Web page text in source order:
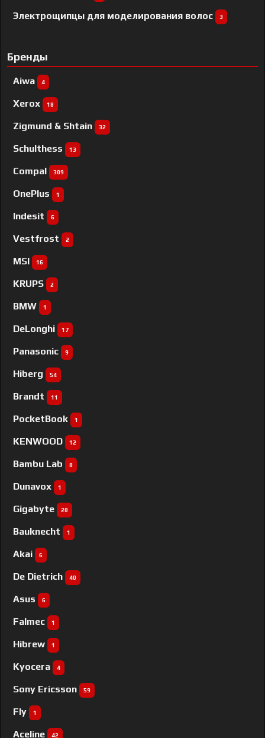
Электрощипцы для моделирования волос 3
Бренды
Aiwa 4
Xerox 18
Zigmund & Shtain 32
Schulthess 13
Compal 309
OnePlus 1
Indesit 6
Vestfrost 2
MSI 16
KRUPS 2
BMW 1
DeLonghi 17
Panasonic 9
Hiberg 54
Brandt 11
PocketBook 1
KENWOOD 12
Bambu Lab 8
Dunavox 1
Gigabyte 28
Bauknecht 1
Akai 6
De Dietrich 40
Asus 6
Falmec 1
Hibrew 1
Kyocera 4
Sony Ericsson 59
Fly 1
Aceline 42